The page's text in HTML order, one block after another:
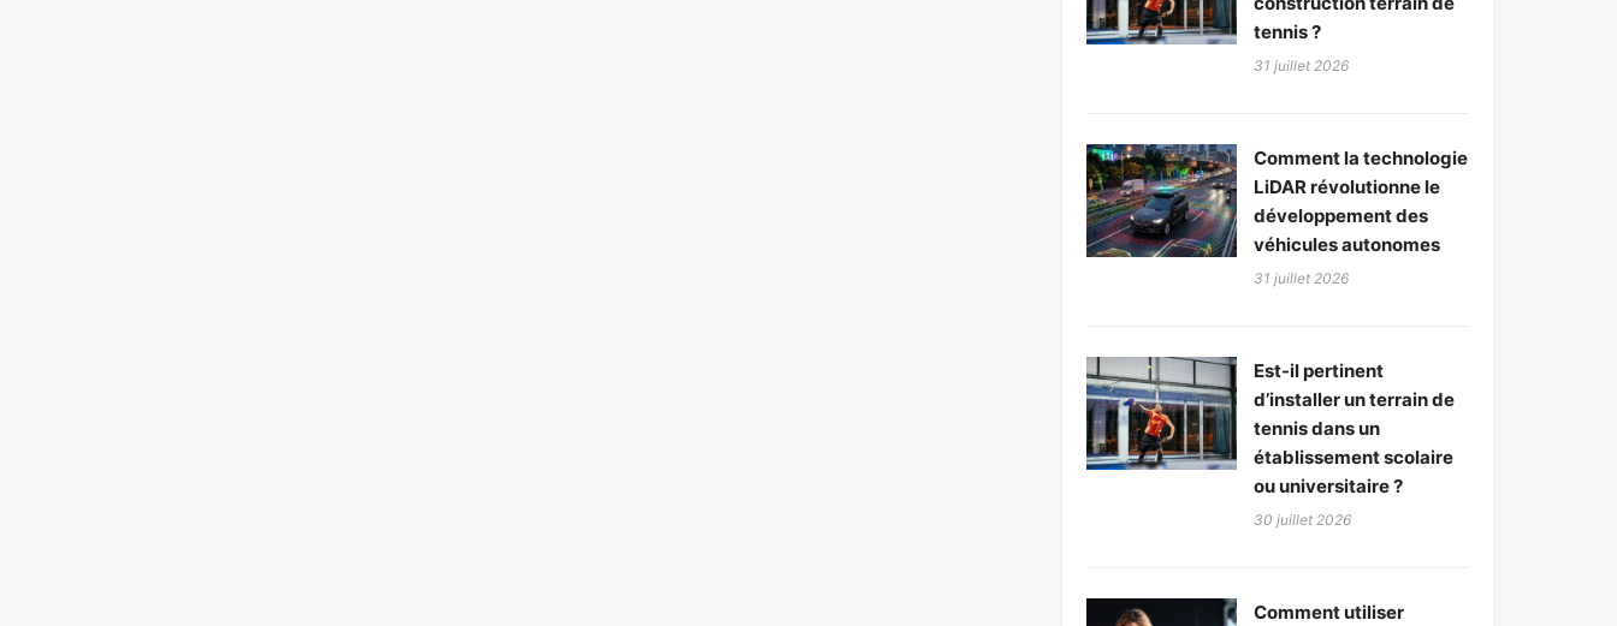
tennis ?
31 juillet 2026
Comment la technologie
LiDAR révolutionne le
développement des
véhicules autonomes
31 juillet 2026
Est-il pertinent
d’installer un terrain de
tennis dans un
établissement scolaire
ou universitaire ?
30 juillet 2026
Comment utiliser